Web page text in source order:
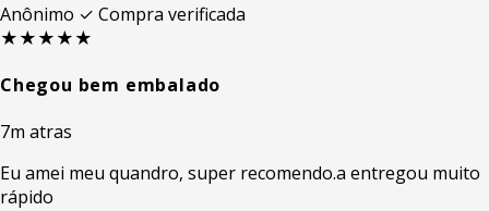
Anônimo ✓ Compra verificada
★★★★★
Chegou bem embalado
7m atras
Eu amei meu quandro, super recomendo.a entregou muito
rápido